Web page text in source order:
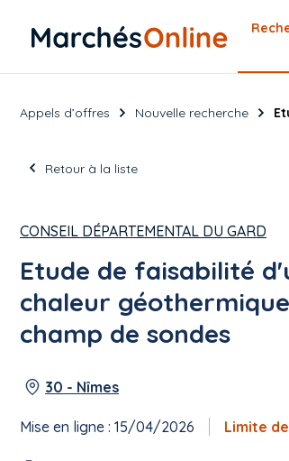
Appels d’offres Nouvelle recherche
Retour à la liste
CONSEIL DÉPARTEMENTAL DU GARD
Etude de faisabilité
chaleur
champ de sondes
30 - Nîmes
Mise en ligne : 15/04/2026 Limite